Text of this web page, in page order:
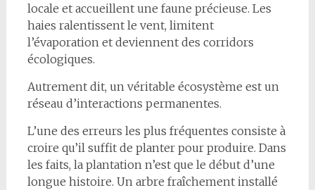
locale et accueillent une faune précieuse. Les
haies ralentissent le vent, limitent
l’évaporation et deviennent des corridors
écologiques.
Autrement dit, un véritable écosystème est un
réseau d’interactions permanentes.
L’une des erreurs les plus fréquentes consiste à
croire qu’il suffit de planter pour produire. Dans
les faits, la plantation n’est que le début d’une
longue histoire. Un arbre fraîchement installé